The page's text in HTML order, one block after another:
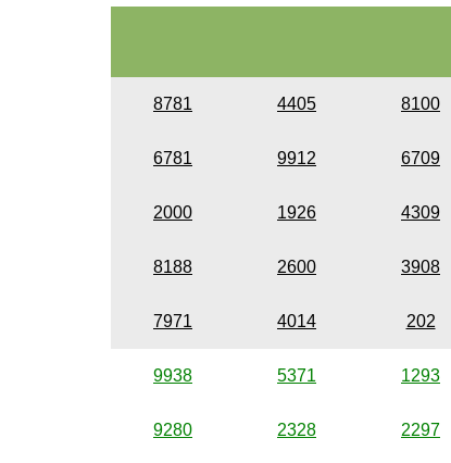
8781 4405 8100
6781 9912 6709
2000 1926 4309
8188 2600 3908
7971 4014 202
9938 5371 1293
9280 2328 2297